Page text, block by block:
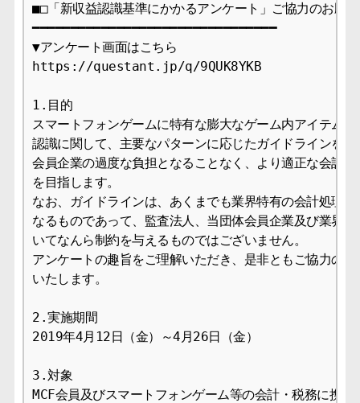
■□「新収益認識基準にかかるアンケート」ご協力のお願
━━━━━━━━━━━━━━━━━━━━━━━━━━━━━━━━
▼アンケート画面はこちら
https://questant.jp/q/9QUK8YKB
1.目的
スマートフォンゲームに特有な膨大なゲーム内アイテム
認識に関して、主要なパターンに応じたガイドラインを
会員企業の過度な負担となることなく、より適正な会計
を目指します。
なお、ガイドラインは、あくまでも業界特有の会計処理
なるものであって、監査法人、当団体会員企業及び業界
いてなんら制約を与えるものではございません。
アンケートの趣旨をご理解いただき、是非ともご協力の
いたします。
2.実施期間
2019年4月12日（金）～4月26日（金）
3.対象
MCF会員及びスマートフォンゲーム等の会計・税務に携わ